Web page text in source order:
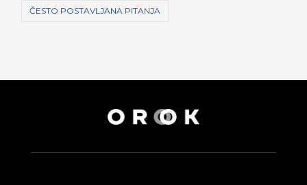
ČESTO POSTAVLJANA PITANJA